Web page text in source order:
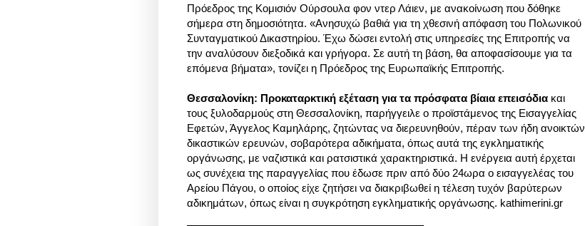
Πρόεδρος της Κομισιόν Ούρσουλα φον ντερ Λάιεν, με ανακοίνωση που δόθηκε
σήμερα στη δημοσιότητα. «Ανησυχώ βαθιά για τη χθεσινή απόφαση του Πολωνικού
Συνταγματικού Δικαστηρίου. Έχω δώσει εντολή στις υπηρεσίες της Επιτροπής να
την αναλύσουν διεξοδικά και γρήγορα. Σε αυτή τη βάση, θα αποφασίσουμε για τα
επόμενα βήματα», τονίζει η Πρόεδρος της Ευρωπαϊκής Επιτροπής.
Θεσσαλονίκη: Προκαταρκτική εξέταση για τα πρόσφατα βίαια επεισόδια και
τους ξυλοδαρμούς στη Θεσσαλονίκη, παρήγγειλε ο προϊστάμενος της Εισαγγελίας
Εφετών, Άγγελος Καμηλάρης, ζητώντας να διερευνηθούν, πέραν των ήδη ανοικτών
δικαστικών ερευνών, σοβαρότερα αδικήματα, όπως αυτά της εγκληματικής
οργάνωσης, με ναζιστικά και ρατσιστικά χαρακτηριστικά. Η ενέργεια αυτή έρχεται
ως συνέχεια της παραγγελίας που έδωσε πριν από δύο 24ωρα ο εισαγγελέας του
Αρείου Πάγου, ο οποίος είχε ζητήσει να διακριβωθεί η τέλεση τυχόν βαρύτερων
αδικημάτων, όπως είναι η συγκρότηση εγκληματικής οργάνωσης. kathimerini.gr